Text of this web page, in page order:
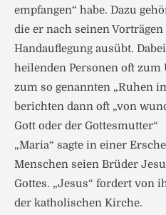
empfangen“ habe. Dazu
die er nach seinen
Handauflegung ausübt.
heilenden Personen oft
zum so genannten „Ruhen
berichten dann oft „von
Gott oder der Gottesmutter“
„Maria“ sagte in einer
Menschen seien Brüder
Gottes. „Jesus“ fordert von
der katholischen Kirche.